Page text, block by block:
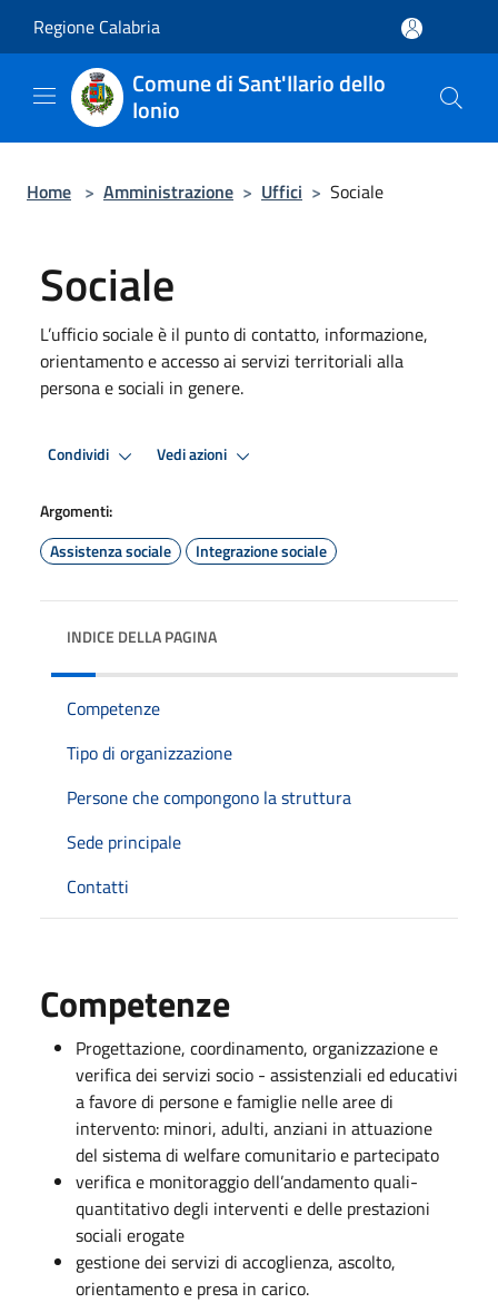
Regione Calabria
Comune di Sant'Ilario dello
Ionio
Home > Amministrazione > Uffici > Sociale
Sociale
L’ufficio sociale è il punto di contatto, informazione,
orientamento e accesso ai servizi territoriali alla
persona e sociali in genere.
Condividi Vedi azioni
Argomenti:
Assistenza sociale
Integrazione sociale
INDICE DELLA PAGINA
Competenze
Tipo di organizzazione
Persone che compongono la struttura
Sede principale
Contatti
Competenze
Progettazione, coordinamento, organizzazione e
verifica dei servizi socio - assistenziali ed educativi
a favore di persone e famiglie nelle aree di
intervento: minori, adulti, anziani in attuazione
del sistema di welfare comunitario e partecipato
verifica e monitoraggio dell’andamento quali-
quantitativo degli interventi e delle prestazioni
sociali erogate
gestione dei servizi di accoglienza, ascolto,
orientamento e presa in carico.